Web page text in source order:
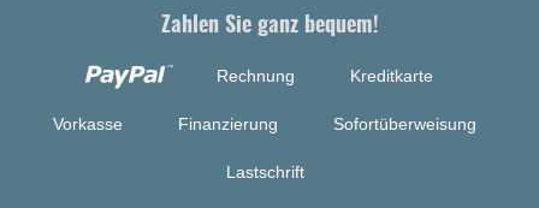
Zahlen Sie ganz bequem!
Rechnung Kreditkarte
Vorkasse Finanzierung Sofortüberweisung
Lastschrift